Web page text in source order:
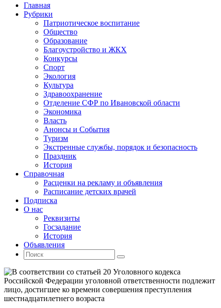
Промотать
содержимому
Главная
Рубрики
Патриотическое воспитание
Общество
Образование
Благоустройство и ЖКХ
Конкурсы
Спорт
Экология
Культура
Здравоохранение
Отделение СФР по Ивановской области
Экономика
Власть
Анонсы и События
Туризм
Экстренные службы, порядок и безопасность
Праздник
История
Справочная
Расценки на рекламу и объявления
Расписание детских врачей
Подписка
О нас
Реквизиты
Госзадание
История
Объявления
Поиск
Искать:
Поиск